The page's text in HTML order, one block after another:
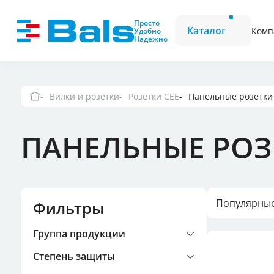
Просто
Удобно
Надежно
Каталог
Вилки и розетки Вилки CEE
Вилки и розетки
Настенные
выключателем и
Вилки и розетки
Вилки и розетки Розетки CEE Панельные
ПАНЕЛЬНЫЕ
Фильтры
Группа продукции
Степень защиты